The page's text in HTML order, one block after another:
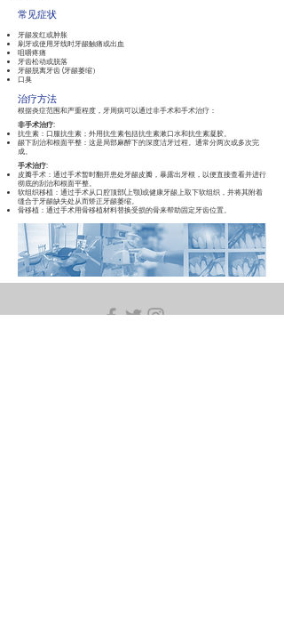
常见症状
牙龈发红或肿胀
刷牙或使用牙线时牙龈触痛或出血
咀嚼疼痛
牙齿松动或脱落
牙龈脱离牙齿 (牙龈萎缩）
口臭
治疗方法
根据炎症范围和严重程度，牙周病可以通过非手术和手术治疗：
非手术治疗:
抗生素：口服抗生素；外用抗生素包括抗生素漱口水和抗生素凝胶。
龈下刮治和根面平整：这是局部麻醉下的深度洁牙过程。通常分两次或多次完
成。
手术治疗:
皮瓣手术：通过手术暂时翻开患处牙龈皮瓣，暴露出牙根，以便直接查看并进行
彻底的刮治和根面平整。
软组织移植：通过手术从口腔顶部(上颚)或健康牙龈上取下软组织，并将其附着
缝合于牙龈缺失处从而矫正牙龈萎缩。
骨移植： 通过手术用骨移植材料替换受损的骨来帮助固定牙齿位置。